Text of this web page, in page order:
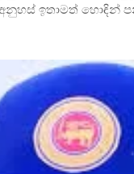
ඉතාමත් හොඳින්